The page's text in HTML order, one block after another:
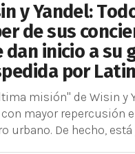
y Yandel:
de sus
dan inicio a su
por
misión" de Wisin y
mayor repercusión
urbano. De hecho, está